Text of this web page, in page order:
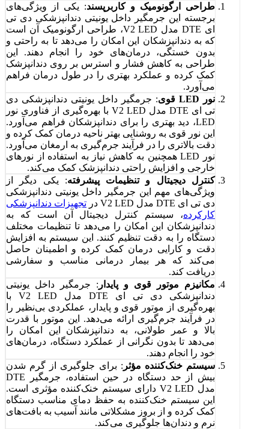
طراحی ارگونومیک و کاربرپسند: یکی از ویژگی‌های
برجسته این جرمگیر داخل یونیتی دندانپزشکی دی تی
ای DTE مدل V2 LED، طراحی ارگونومیک آن است
که به دندانپزشکان این امکان را می‌دهد تا به راحتی و
بدون خستگی، درمان‌های خود را انجام دهند. این
طراحی به کاهش فشار و استرس بر روی دندانپزشک
کمک کرده و عملکرد بهتری را در طول درمان فراهم
می‌آورد.
نور LED قوی
: جرمگیر داخل یونیتی دندانپزشکی دی
تی ای DTE مدل V2 LED با بهره‌گیری از فناوری نور
LED، دید بهتری را برای دندانپزشکان فراهم می‌آورد.
این نور قوی به روشنایی بهتر ناحیه درمان کمک کرده و
دقت بالاتری را در فرآیند جرم‌گیری به ارمغان می‌آورد.
نور LED همچنین به کاهش نیاز به استفاده از نورهای
خارجی و افزایش راحتی دندانپزشک کمک می‌کند.
کنترل دیجیتال و تنظیمات پیشرفته: یکی دیگر از
ویژگی‌های مهم این جرمگیر داخل یونیتی دندانپزشکی
دی تی ای DTE مدل V2 LED در
تجهیزات دندانپزشکی
کارکرده، سیستم کنترل دیجیتال آن است که به
دندانپزشکان این امکان را می‌دهد تا تنظیمات مختلف
دستگاه را به دقت تنظیم کنند. این سیستم به افزایش
دقت و کارایی درمان کمک کرده و اطمینان حاصل
می‌کند که هر بیمار درمانی مناسب و سفارشی
دریافت کند.
مکانیزم موتور قوی و پایدار : جرمگیر داخل یونیتی
دندانپزشکی دی تی ای DTE مدل V2 LED با
بهره‌گیری از موتور قوی و پایدار، عملکردی بی‌نظیر را
در فرآیند جرم‌گیری ارائه می‌دهد. این موتور با قدرت
بالا و عمر طولانی، به دندانپزشکان این امکان را
می‌دهد تا بدون نگرانی از عملکرد دستگاه، درمان‌های
خود را انجام دهند.
سیستم خنک‌کننده مؤثر : برای جلوگیری از گرم شدن
بیش از حد دستگاه در حین استفاده، جرمگیر DTE
مدل V2 LED دارای سیستم خنک‌کننده مؤثری است.
این سیستم خنک‌کننده به حفظ دمای مناسب دستگاه
کمک کرده و از بروز مشکلاتی مانند آسیب به بافت‌های
نرم و دندان‌ها جلوگیری می‌کند.